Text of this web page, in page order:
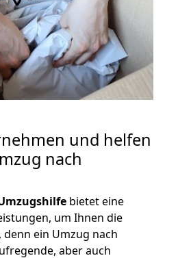
und helfen
nach
bietet eine
um Ihnen die
ein Umzug nach
aber auch